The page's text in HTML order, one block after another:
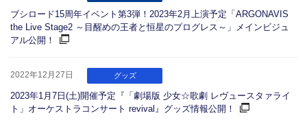
ブシロード15周年イベント第3弾！2023年2月上演予定「ARGONAVIS
the Live Stage2 ～目醒めの王者と恒星のプログレス～」メインビジュ
アル公開！
2022年12月27日 グッズ
2023年1月7日(土)開催予定『「劇場版 少女☆歌劇 レヴュースタァライ
ト」オーケストラコンサート revival』グッズ情報公開！